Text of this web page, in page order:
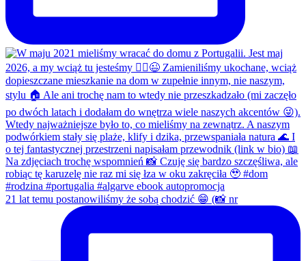
21 lat temu postanowiliśmy że sobą chodzić 😁 (📸 nr